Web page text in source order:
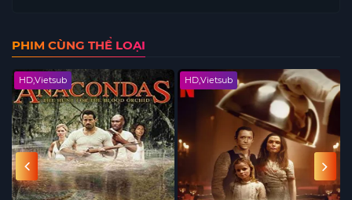
PHIM CÙNG THỂ LOẠI
HD,Vietsub HD,Vietsub